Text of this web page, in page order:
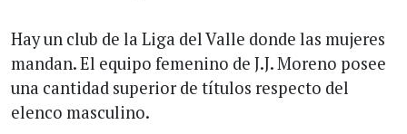
Hay un club de la Liga del Valle donde las mujeres
mandan. El equipo femenino de J.J. Moreno posee
una cantidad superior de títulos respecto del
elenco masculino.